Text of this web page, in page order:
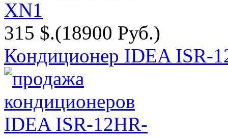
315 $.(18900 Руб.)
Кондиционер IDEA ISR-